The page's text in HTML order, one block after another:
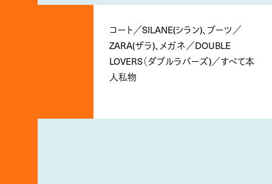
コート／SILANE(シラン)、ブーツ／
ZARA(ザラ)、メガネ／DOUBLE
LOVERS（ダブルラバーズ)／すべて本
人私物